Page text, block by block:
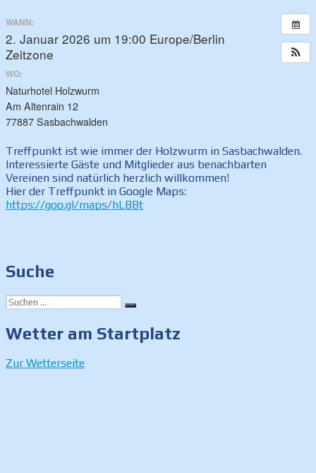
WANN:
2. Januar 2026 um 19:00 Europe/Berlin
Zeitzone
WO:
Naturhotel Holzwurm
Am Altenrain 12
77887 Sasbachwalden
Treffpunkt ist wie immer der Holzwurm in Sasbachwalden.
Interessierte Gäste und Mitglieder aus benachbarten
Vereinen sind natürlich herzlich willkommen!
Hier der Treffpunkt in Google Maps:
https://goo.gl/maps/hLBBt
Suche
Suchen
nach:
Suchen
Wetter am Startplatz
Zur Wetterseite